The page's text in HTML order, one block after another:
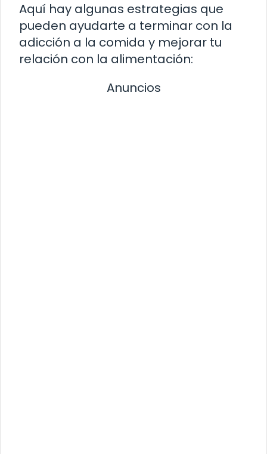
Aquí hay algunas estrategias que
pueden ayudarte a terminar con la
adicción a la comida y mejorar tu
relación con la alimentación:
Anuncios